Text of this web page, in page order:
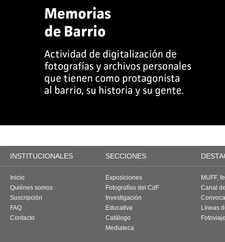
INSTITUCIONALES SECCIONES
Inicio
Quiénes somos
Suscripción
FAQ
Contacto
Exposiciones
Fotografías del CdF
Investigación
Educativa
Catálogo
Mediateca
MUFF,
Canal
Líneas